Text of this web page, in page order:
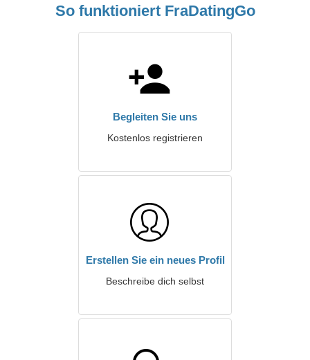
So funktioniert FraDatingGo
Begleiten Sie uns
Kostenlos registrieren
Erstellen Sie ein neues Profil
Beschreibe dich selbst